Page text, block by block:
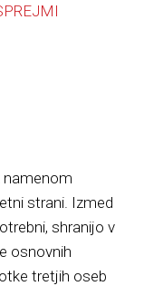
strani. Izmed
shranijo v
osnovnih
tretjih oseb